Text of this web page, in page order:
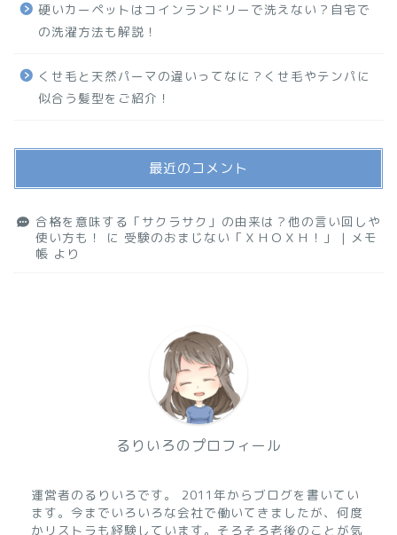
硬いカーペットはコインランドリーで洗えない？自宅で
の洗濯方法も解説！
くせ毛と天然パーマの違いってなに？くせ毛やテンパに
似合う髪型をご紹介！
最近のコメント
合格を意味する「サクラサク」の由来は？他の言い回しや
使い方も！
に 受験のおまじない「ＸＨＯＸＨ！」 | メモ
帳 より
るりいろのプロフィール
運営者のるりいろです。 2011年からブログを書いてい
ます。今までいろいろな会社で働いてきましたが、何度
かリストラも経験しています。そろそろ老後のことが気